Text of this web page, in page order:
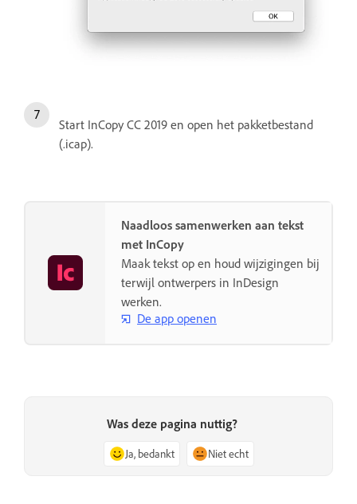
Start InCopy CC 2019 en open het pakketbestand
(.icap).
Naadloos samenwerken aan tekst
met InCopy
Maak tekst op en houd wijzigingen bij
terwijl ontwerpers in InDesign
werken.
De app openen
Was deze pagina nuttig?
Ja, bedankt Niet echt